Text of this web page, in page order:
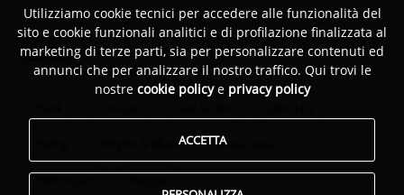
Generi
Rhytm & Blues Bossa nova
Utilizziamo cookie tecnici per accedere alle funzionalità del
sito e cookie funzionali analitici e di profilazione finalizzata al
marketing di terze parti, sia per personalizzare contenuti ed
annunci che per analizzare il nostro traffico. Qui trovi le
nostre cookie policye privacy policy
ACCETTA